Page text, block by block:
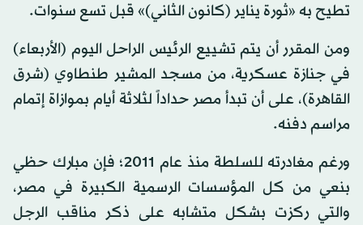
تطيح به «ثورة يناير (كانون الثاني)» قبل تسع سنوات.
ومن المقرر أن يتم تشييع الرئيس الراحل اليوم (الأربعاء)
في جنازة عسكرية، من مسجد المشير طنطاوي (شرق
القاهرة)، على أن تبدأ مصر حداداً لثلاثة أيام بموازاة إتمام
مراسم دفنه.
ورغم مغادرته للسلطة منذ عام 2011؛ فإن مبارك حظي
بنعي من كل المؤسسات الرسمية الكبيرة في مصر،
والتي ركزت بشكل متشابه على ذكر مناقب الرجل